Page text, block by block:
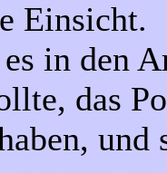
Einsicht.
in den
das